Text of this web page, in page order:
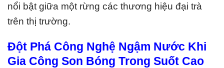
nổi bật giữa một rừng các thương hiệu đại trà
trên thị trường.
Đột Phá Công Nghệ Ngậm Nước Khi
Gia Công Son Bóng Trong Suốt Cao